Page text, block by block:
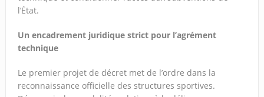
l’État.
Un encadrement juridique strict pour l’agrément
technique
Le premier projet de décret met de l’ordre dans la
reconnaissance officielle des structures sportives.